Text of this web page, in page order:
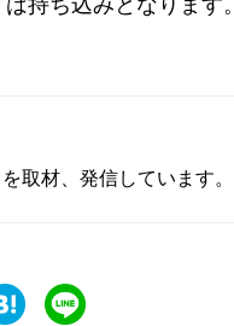
取材、発信しています。